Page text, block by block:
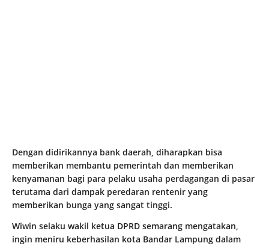
Dengan didirikannya bank daerah, diharapkan bisa
memberikan membantu pemerintah dan memberikan
kenyamanan bagi para pelaku usaha perdagangan di pasar
terutama dari dampak peredaran rentenir yang
memberikan bunga yang sangat tinggi.
Wiwin selaku wakil ketua DPRD semarang mengatakan,
ingin meniru keberhasilan kota Bandar Lampung dalam